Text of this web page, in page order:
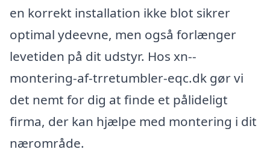
en korrekt installation ikke blot sikrer
optimal ydeevne, men også forlænger
levetiden på dit udstyr. Hos xn--
montering-af-trretumbler-eqc.dk gør vi
det nemt for dig at finde et pålideligt
firma, der kan hjælpe med montering i dit
nærområde.